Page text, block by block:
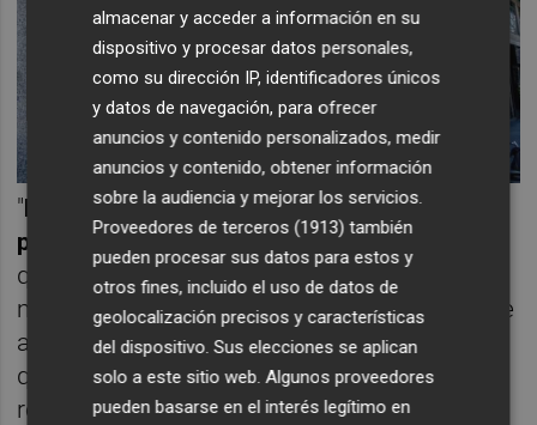
"No estoy arrepentido, a mí me nombró el
propio caos del Banco Popular. Es el caos el
que me puso en el Banco Popular", ha
manifestado Saracho, que ha asegurado que
antes de rechazar el cargo la misma noche
que se publicó su nombramiento, ya había
rechazado el cargo ante la petición de la
almacenar y acceder a información en su
dispositivo y procesar datos personales,
como su dirección IP, identificadores únicos
y datos de navegación, para ofrecer
anuncios y contenido personalizados, medir
anuncios y contenido, obtener información
sobre la audiencia y mejorar los servicios.
Proveedores de terceros (1913) también
pueden procesar sus datos para estos y
otros fines, incluido el uso de datos de
geolocalización precisos y características
del dispositivo. Sus elecciones se aplican
solo a este sitio web. Algunos proveedores
pueden basarse en el interés legítimo en